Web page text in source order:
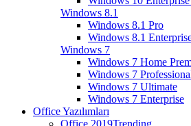
Windows 8.1
Windows 8.1 Pro
Windows 8.1
Windows 7
Windows 7 Home
Windows 7
Windows 7 Ultimate
Windows 7 Enterprise
Office Yazılımları
Office 2019Trending